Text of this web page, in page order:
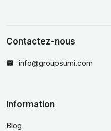
Contactez-nous
info@groupsumi.com
Information
Blog